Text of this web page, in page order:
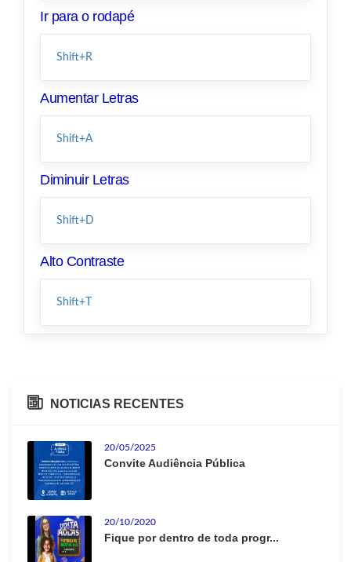
Ir para o rodapé
Shift+R
Aumentar Letras
Shift+A
Diminuir Letras
Shift+D
Alto Contraste
Shift+T
NOTICIAS RECENTES
20/05/2025
Convite Audiência Pública
20/10/2020
Fique por dentro de toda progr...